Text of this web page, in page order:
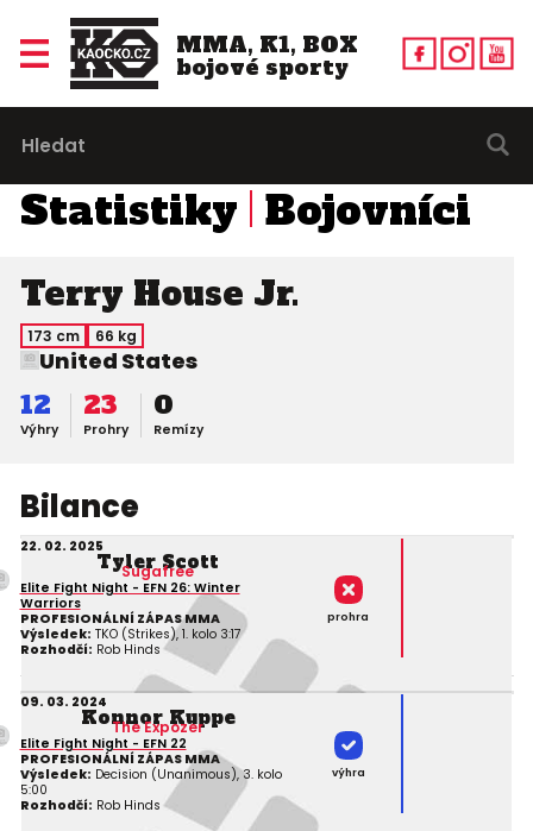
MMA, K1, BOX
bojové sporty
Statistiky Bojovníci
Terry House Jr.
173 cm 66 kg
United States
Výhry
12
Prohry
23
Remízy
0
Bilance
22. 02. 2025
Tyler Scott
Sugafree
Elite Fight Night - EFN 26: Winter
Warriors
PROFESIONÁLNÍ ZÁPAS MMA
Výsledek: TKO (Strikes), 1. kolo 3:17
Rozhodčí: Rob Hinds
prohra
09. 03. 2024
Konnor Kuppe
The Expozer
Elite Fight Night - EFN 22
PROFESIONÁLNÍ ZÁPAS MMA
Výsledek: Decision (Unanimous), 3. kolo
5:00
Rozhodčí: Rob Hinds
výhra